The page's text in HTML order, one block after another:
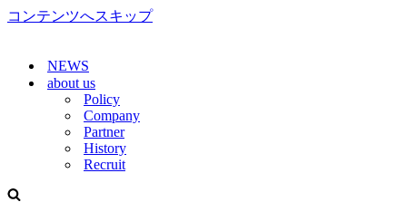
コンテンツへスキップ
NEWS
about us
Policy
Company
Partner
History
Recruit